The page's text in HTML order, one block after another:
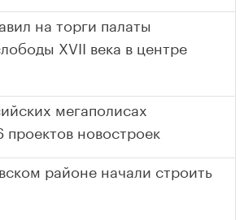
на торги палаты
XVII века в центре
мегаполисах
проектов новостроек
районе начали строить